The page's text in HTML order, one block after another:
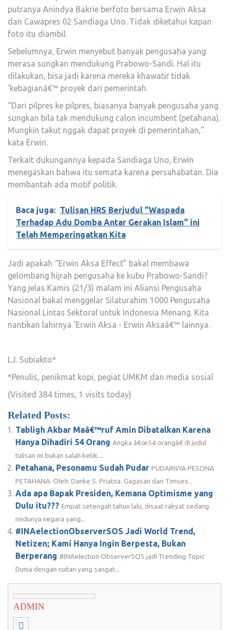
putranya Anindya Bakrie berfoto bersama Erwin Aksa
dan Cawapres 02 Sandiaga Uno. Tidak diketahui kapan
foto itu diambil.
Sebelumnya, Erwin menyebut banyak pengusaha yang
merasa sungkan mendukung Prabowo-Sandi. Hal itu
dilakukan, bisa jadi karena mereka khawatir tidak
‘kebagianâ€™ proyek dari pemerintah.
“Dari pilpres ke pilpres, biasanya banyak pengusaha yang
sungkan bila tak mendukung calon incumbent (petahana).
Mungkin takut nggak dapat proyek di pemerintahan,”
kata Erwin.
Terkait dukungannya kepada Sandiaga Uno, Erwin
menegaskan bahwa itu semata karena persahabatan. Dia
membantah ada motif politik.
Baca juga: Tulisan HRS Berjudul "Waspada
Terhadap Adu Domba Antar Gerakan Islam" ini
Telah Memperingatkan Kita
Jadi apakah “Erwin Aksa Effect” bakal membawa
gelombang hijrah pengusaha ke kubu Prabowo-Sandi?
Yang jelas Kamis (21/3) malam ini Aliansi Pengusaha
Nasional bakal menggelar Silaturahim 1000 Pengusaha
Nasional Lintas Sektoral untuk Indonesia Menang. Kita
nantikan lahirnya ‘Erwin Aksa - Erwin Aksaâ€™ lainnya.
LJ. Subiakto*
*Penulis, penikmat kopi, pegiat UMKM dan media sosial
(Visited 384 times, 1 visits today)
Related Posts:
Tabligh Akbar Maâ€™ruf Amin Dibatalkan Karena
Hanya Dihadiri 54 Orang Angka â€œ54 orangâ€ di judul
tulisan ini bukan salah ketik....
Petahana, Pesonamu Sudah Pudar PUDARNYA PESONA
PETAHANA. Oleh: Danke S. Priatna. Gagasan dari Timses...
Ada apa Bapak Presiden, Kemana Optimisme yang
Dulu itu??? Empat setengah tahun lalu, disaat rakyat sedang
rindunya negara yang...
#INAelectionObserverSOS Jadi World Trend,
Netizen; Kami Hanya Ingin Berpesta, Bukan
Berperang #INAelection ObserverSOS jadi Trending Topic
Dunia dengan cuitan yang sangat...
ADMIN